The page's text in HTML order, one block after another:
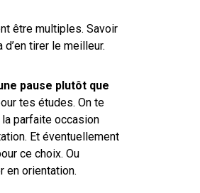
être multiples. Savoir
tirer le meilleur.
pause plutôt que
tes études. On te
parfaite occasion
Et éventuellement
ce choix. Ou
en orientation.